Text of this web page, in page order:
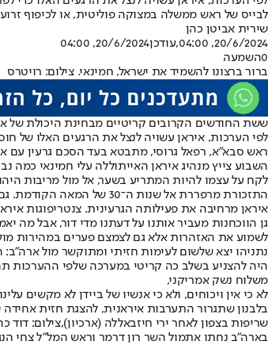
לבייס של ראש ממשלה במצוקה פוליטית, או לכיפוף
שירית אביטן כהן
20/6/2024, 04:00
,עודכן20/6/2024, 04:00
0השמעה
ברור ברצונו להשמיד את ישראל, חמינאי. צילום: רויטרס
ששת החודשים הקרובים קריטיים מבחינת היכולת של
לפי הערכות, איראן עשויה לנצל את הרגעים האלו של
ראש סבא"א, רפאל גרוסי, מתבטא בעד הסכם גרעין עם איראן (27.05.24) //
לקח על עצמו להיות המתריע בשער, אל מול מריבות
התזכורת מרפררת אל שנות ה־30 של המאה הקודמת. גם אז כל ההתרעות נשמעו בזמן, אך היהודים התעלמו. זאת לא היתה התצפיתנית ואלה לא היו חמאס, איראן וחיזבאללה, אבל הפתולוגיה זהה.
איראן מרחיבה את פעילותה הגרעינית. צנטריפוגות
גן הווכחנות מעביר אותנו על דעתנו מדי דור, אבל מה
לשמוע את האזהרות אלא גם לצמצם פערים במהירות
נתניהו יצא שלשום לעימות חזיתי ומתוקשר מול ארה"ב:
היה להצניע בשלב כה קריטי במערכה שלפי ההערכות
משלוח נשק אמריקני,
לא כי אין ויכוחים, ולא כי אנשיו של ביידן לא מקשים
בלבנון שתגרור התערבות איראנית, להצגת חזית
שריפות בצפון לאחר ירי חיזבאללה (ארכיון),צילום: דוד
בארה"ב נחתו אתמול השר רון דרמר וראש המל"ל צחי